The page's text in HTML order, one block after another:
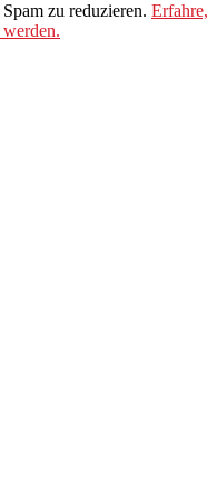
zu reduzieren. Erfahre,